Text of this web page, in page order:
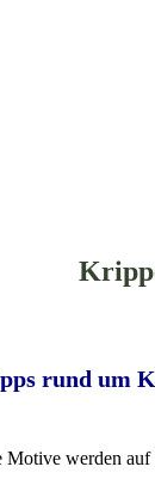
rund um
Motive werden auf